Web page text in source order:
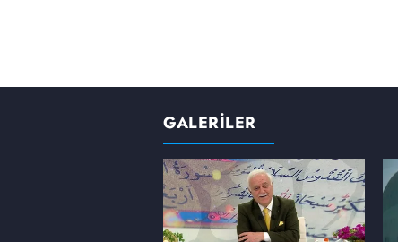
GALERİLER